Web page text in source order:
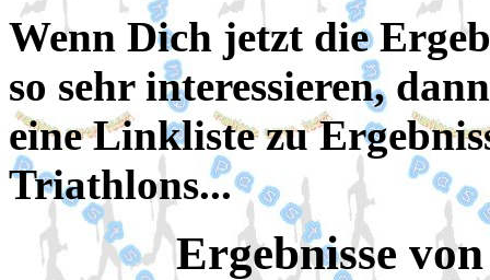
Wenn Dich jetzt die
so sehr interessieren,
eine Linkliste zu
Triathlons...
Ergebnisse